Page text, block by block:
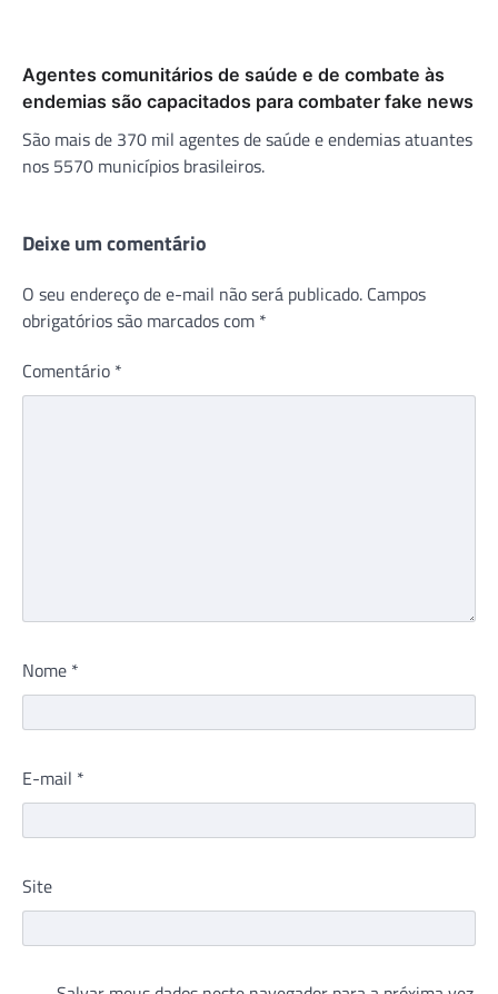
Agentes comunitários de saúde e de combate às
endemias são capacitados para combater fake news
São mais de 370 mil agentes de saúde e endemias atuantes
nos 5570 municípios brasileiros.
Deixe um comentário
O seu endereço de e-mail não será publicado. Campos
obrigatórios são marcados com *
Comentário *
Nome *
E-mail *
Site